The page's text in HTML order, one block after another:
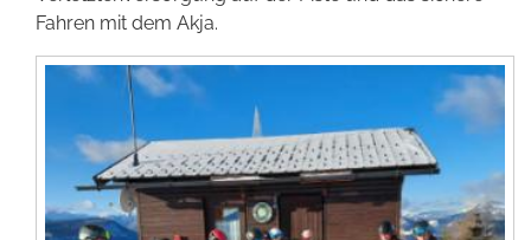
Förderer werden
Kontakt
Fahren mit dem Akja.